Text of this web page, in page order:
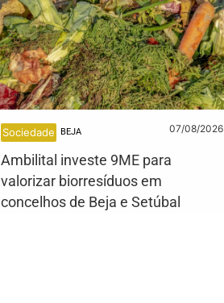
Sociedade BEJA 07/08/2026
Ambilital investe 9ME para
valorizar biorresíduos em
concelhos de Beja e Setúbal